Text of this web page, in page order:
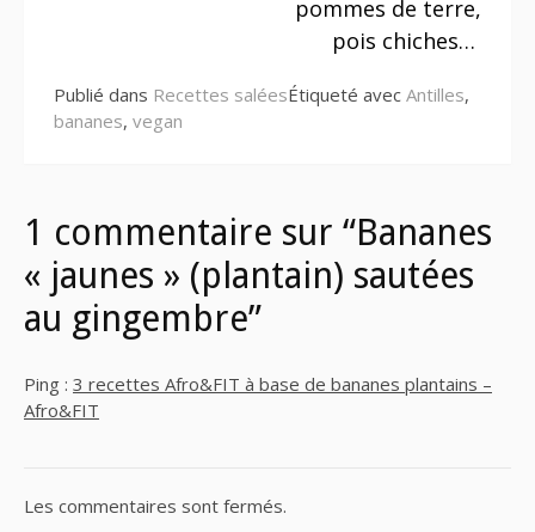
pommes de terre,
pois chiches…
Publié dans Recettes saléesÉtiqueté avec Antilles,
bananes, vegan
1 commentaire sur “Bananes
« jaunes » (plantain) sautées
au gingembre”
Ping : 3 recettes Afro&FIT à base de bananes plantains –
Afro&FIT
Les commentaires sont fermés.